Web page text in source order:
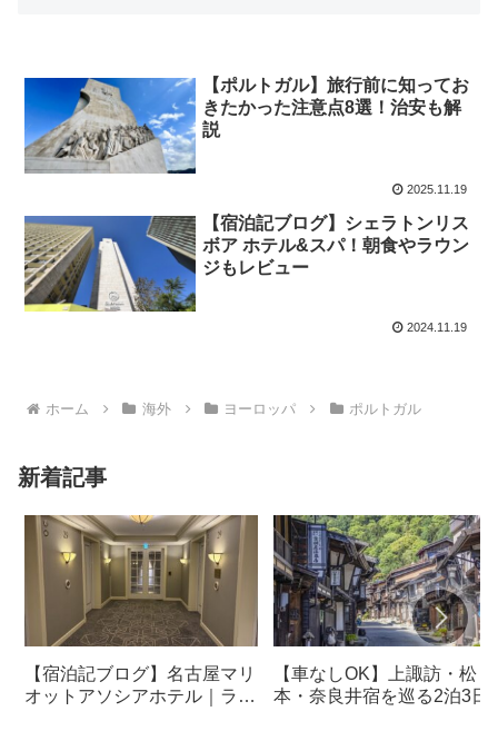
【ポルトガル】旅行前に知ってお
きたかった注意点8選！治安も解
説
2025.11.19
【宿泊記ブログ】シェラトンリス
ボア ホテル&スパ！朝食やラウン
ジもレビュー
2024.11.19
ホーム 海外 ヨーロッパ ポルトガル
新着記事
【宿泊記ブログ】名古屋マリ
オットアソシアホテル｜ラウ
【車なしOK】上諏訪・松
本・奈良井宿を巡る2泊3日